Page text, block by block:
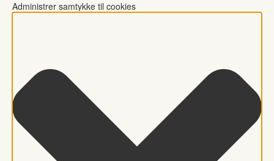
Administrer samtykke til cookies